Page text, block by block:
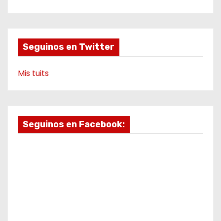
o
Seguinos en Twitter
Mis tuits
Seguinos en Facebook: